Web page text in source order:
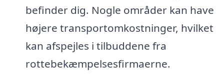
befinder dig. Nogle områder kan have
højere transportomkostninger, hvilket
kan afspejles i tilbuddene fra
rottebekæmpelsesfirmaerne.